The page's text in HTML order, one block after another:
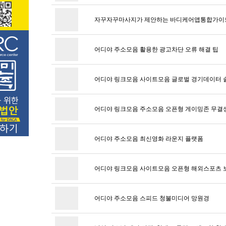
자꾸자꾸마사지가 제안하는 바디케어앱통합가이
어디야 주소모음 활용한 광고차단 오류 해결 팁
어디야 링크모음 사이트모음 글로벌 경기데이터
어디야 링크모음 주소모음 오픈형 게이밍존 무결
어디야 주소모음 최신영화 라운지 플랫폼
어디야 링크모음 사이트모음 오픈형 해외스포츠
어디야 주소모음 스피드 청불미디어 망원경